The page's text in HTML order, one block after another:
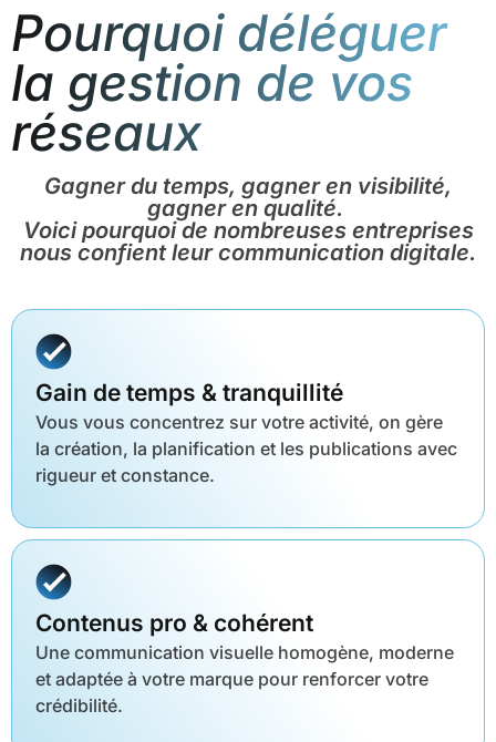
Pourquoi déléguer
la gestion de vos
réseaux
Gagner du temps, gagner en visibilité,
gagner en qualité.
Voici pourquoi de nombreuses entreprises
nous confient leur communication digitale.
Gain de temps & tranquillité
Vous vous concentrez sur votre activité, on gère
la création, la planification et les publications avec
rigueur et constance.
Contenus pro & cohérent
Une communication visuelle homogène, moderne
et adaptée à votre marque pour renforcer votre
crédibilité.